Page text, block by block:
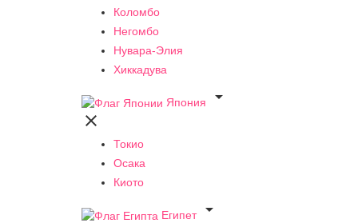
Коломбо
Негомбо
Нувара-Элия
Хиккадува
Япония


Токио
Осака
Киото
Египет
